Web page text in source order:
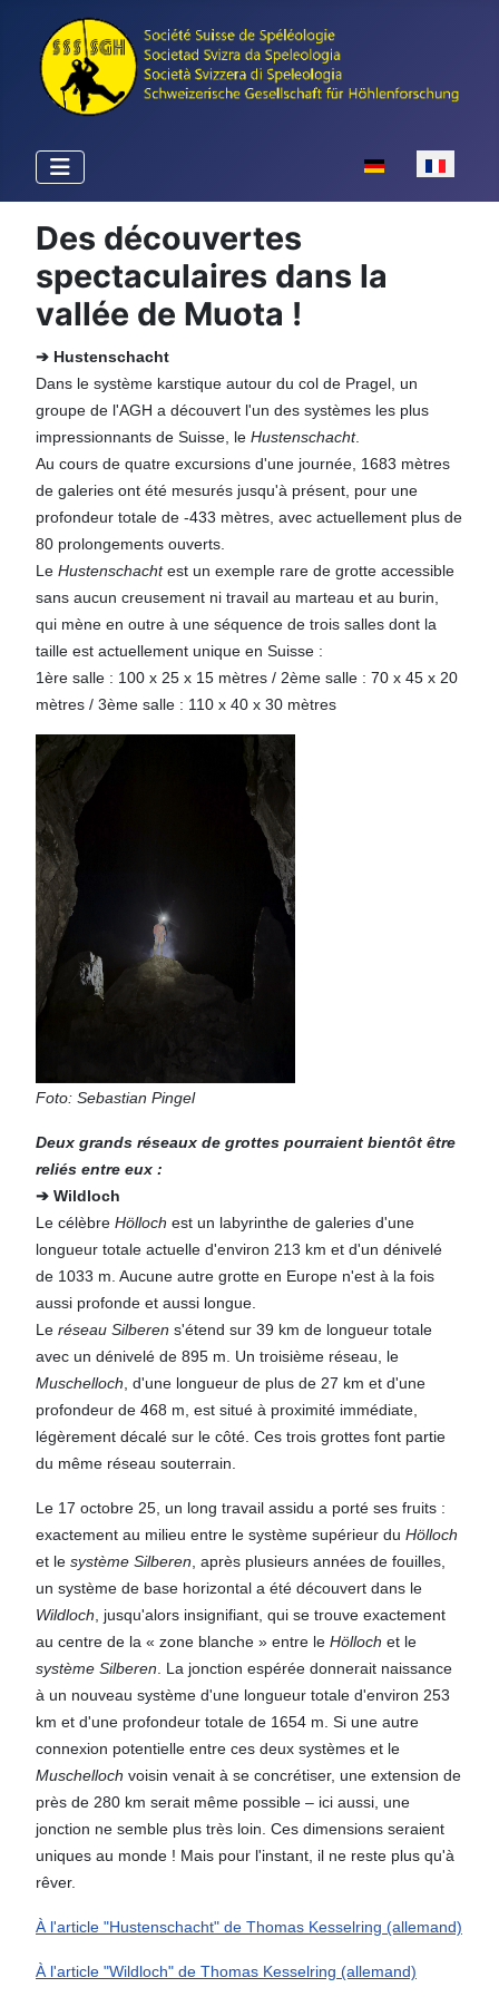
Sélectionnez
Des découvertes
spectaculaires dans la
vallée de Muota !
➔ Hustenschacht
Dans le système karstique autour du col de Pragel, un
groupe de l'AGH a découvert l'un des systèmes les plus
impressionnants de Suisse, le Hustenschacht.
Au cours de quatre excursions d'une journée, 1683 mètres
de galeries ont été mesurés jusqu'à présent, pour une
profondeur totale de -433 mètres, avec actuellement plus de
80 prolongements ouverts.
Le Hustenschachtest un exemple rare de grotte accessible
sans aucun creusement ni travail au marteau et au burin,
qui mène en outre à une séquence de trois salles dont la
taille est actuellement unique en Suisse :
1ère salle : 100 x 25 x 15 mètres / 2ème salle : 70 x 45 x 20
mètres / 3ème salle : 110 x 40 x 30 mètres
Foto: Sebastian Pingel
Deux grands réseaux de grottes pourraient bientôt être
reliés entre eux :
➔ Wildloch
Le célèbre Hölloch est un labyrinthe de galeries d'une
longueur totale actuelle d'environ 213 km et d'un dénivelé
de 1033 m. Aucune autre grotte en Europe n'est à la fois
aussi profonde et aussi longue.
Le réseau Silberen s'étend sur 39 km de longueur totale
avec un dénivelé de 895 m. Un troisième réseau, le
Muschelloch , d'une longueur de plus de 27 km et d'une
profondeur de 468 m, est situé à proximité immédiate,
légèrement décalé sur le côté. Ces trois grottes font partie
du même réseau souterrain.
Le 17 octobre 25, un long travail assidu a porté ses fruits :
exactement au milieu entre le système supérieur du Hölloch
et le système Silberen , après plusieurs années de fouilles,
un système de base horizontal a été découvert dans le
Wildloch , jusqu'alors insignifiant, qui se trouve exactement
au centre de la « zone blanche » entre le Hölloch et le
système Silberen . La jonction espérée donnerait naissance
à un nouveau système d'une longueur totale d'environ 253
km et d'une profondeur totale de 1654 m. Si une autre
connexion potentielle entre ces deux systèmes et le
Muschelloch voisin venait à se concrétiser, une extension de
près de 280 km serait même possible – ici aussi, une
jonction ne semble plus très loin. Ces dimensions seraient
uniques au monde ! Mais pour l'instant, il ne reste plus qu'à
rêver.
À l'article "Hustenschacht" de Thomas Kesselring (allemand)
À l'article "Wildloch" de Thomas Kesselring (allemand)